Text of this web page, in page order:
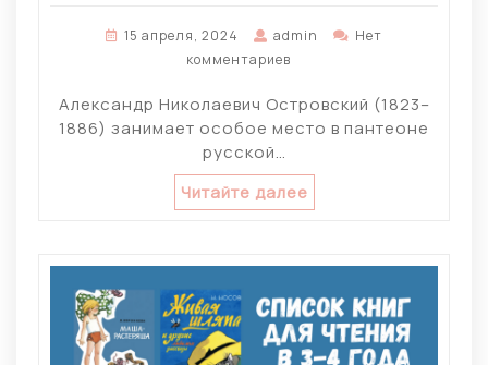
15 апреля, 2024 admin
Нет
комментариев
Александр Николаевич Островский (1823–
1886) занимает особое место в пантеоне
русской…
Читайте далее